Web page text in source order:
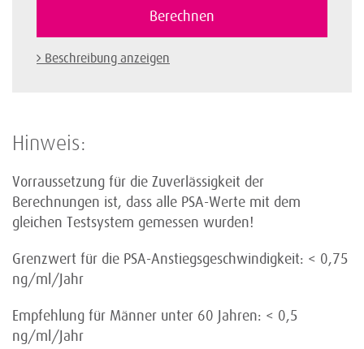
Beschreibung anzeigen
Hinweis:
Vorraussetzung für die Zuverlässigkeit der
Berechnungen ist, dass alle PSA-Werte mit dem
gleichen Testsystem gemessen wurden!
Grenzwert für die PSA-Anstiegsgeschwindigkeit: < 0,75
ng/ml/Jahr
Empfehlung für Männer unter 60 Jahren: < 0,5
ng/ml/Jahr